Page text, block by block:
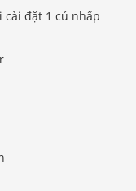
cài đặt 1 cú nhấp